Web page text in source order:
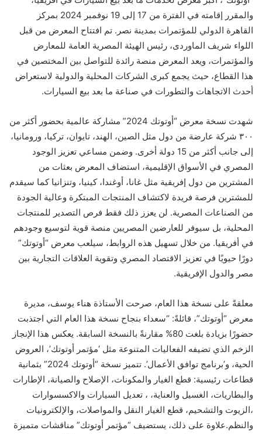
والمقرر إقامته في الفترة من 17 إلى 19 نوفمبر 2024 بمركز
القاهرة الدولي للمؤتمرات بمدينة نصر. تم افتتاح المعرض من قبل
اللواء شريف الماوردى، رئيس الهيئة المصرية العامة للمعارض
والمؤتمرات، ويعد المعرض منصة رائدة للتواصل بين المختصين في
هذا القطاع، حيث يجمع كبرى الشركات المحلية والدولية لاستعراض
أحدث الاتجاهات والتطورات في صناعة ما بعد بيع السيارات.
شهدت نسخة معرض “أوتوتك 2024”
مشاركة عالمية بحضور أكثر من
٣٠٠ شركة عارضة من دول مثل الصين، الهند، تايوان، تركيا،
ورومانيا،
إلى جانب أكثر من 15 دولة أخرى. وضمن مساعي تعزيز الوجود
المصري في الأسواق الإقليمية، استضاف المعرض بعثات من
المشترين من دول إفريقية مثل غانا، أوغندا، كينيا، وتنزانيا كما سيقدم
للمشترين فرصة فريدة لاكتشاف المنتجات المبتكرة وعالية الجودة
من الصناعات المصرية. لن يعزز ذلك فقط فرص التصدير للمنتجات
المحلية، بل سيوفر للعارضين المصريين منصة قوية لتوسيع وجودهم
في أفريقيا. من خلال تسهيل هذه الروابط، سيلعب معرض “أوتوتك”
دورًا حيويًا في تعزيز الاقتصاد المصري وتقوية العلاقات التجارية بين
مصر والدول الإفريقية.
معلقةً على نسخة هذا العام، صرحت الأستاذة هناء يوسف، مديرة
معرض “أوتوتك”، قائلةً: “سعداء بنجاح نسخة هذا العام التي اجتذبت
حضورًا بزيادة بلغت 80% مقارنةً بالنسخة السابقة. يعكس هذا الإنجاز
الزخم الذي تضيفه الفعاليات المتنوعة مثل ‘مؤتمر أوتوتك’، العروض
الحية، و’برنامج توافق الأعمال’. تتميز نسخة “أوتوتك 2024”
بثمانية
قطاعات رئيسية: قطع الغيار والمكونات، الإصلاح والصيانة، الإطارات
والبطاريات، الغسيل والعناية، ، تعديل السيارات والاكسسوارات
،الزيوت والتشحيم، قطع الغيار النقل والمواصلات، والإلكترونيات
والنظم.علاوة على ذلك، يستضيف “مؤتمر أوتوتك” مناقشات متميزة